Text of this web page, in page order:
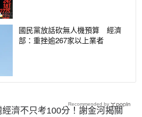
國民黨放話砍無人機預算 經濟
部：重挫逾267家以上業者
經濟不只考100分！謝金河揭關
Recommended by